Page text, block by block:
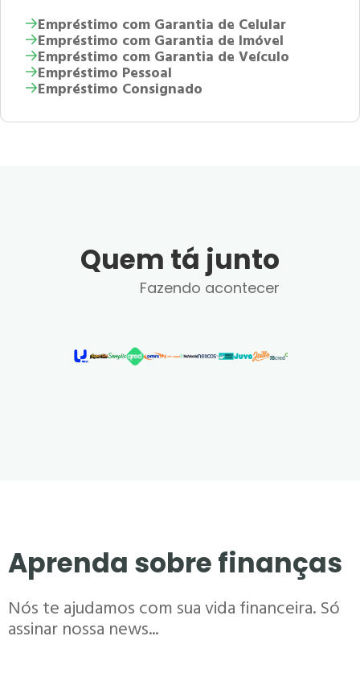
Empréstimo com Garantia de Celular
Empréstimo com Garantia de Imóvel
Empréstimo com Garantia de Veículo
Empréstimo Pessoal
Empréstimo Consignado
Quem tá junto
Fazendo acontecer
Aprenda sobre finanças
Nós te ajudamos com sua vida financeira. Só
assinar nossa news...